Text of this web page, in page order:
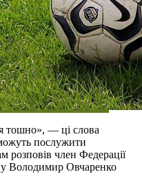
тошно», — ці слова
послужити
розповів член Федерації
Володимир Овчаренко